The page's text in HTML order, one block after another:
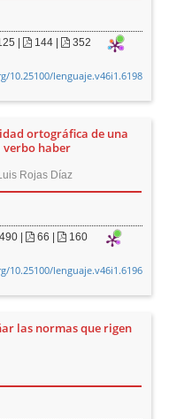
| 144 | 352
10.25100/lenguaje.v46i1.6198
ortográfica de una
verbo haber
Rojas Díaz
490| 66 | 160
10.25100/lenguaje.v46i1.6196
las normas que rigen